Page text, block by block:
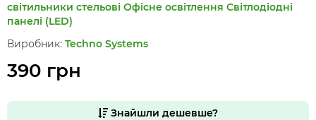
світильники стельові Офісне освітлення Світлодіодні
панелі (LED)
Виробник: Techno Systems
390 грн
Знайшли дешевше?